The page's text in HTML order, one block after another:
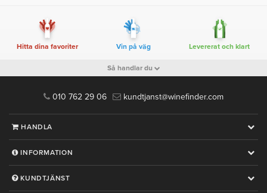
Hitta dina favoriter Vin på väg Levererat och klart
Så handlar du
010 762 29 06 kundtjanst@winefinder.com
HANDLA
INFORMATION
KUNDTJÄNST